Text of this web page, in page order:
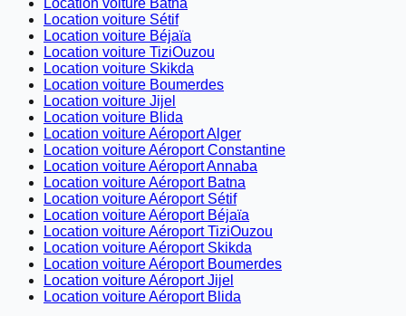
Location voiture Sétif
Location voiture Béjaïa
Location voiture TiziOuzou
Location voiture Skikda
Location voiture Boumerdes
Location voiture Jijel
Location voiture Blida
Location voiture Aéroport Alger
Location voiture Aéroport Constantine
Location voiture Aéroport Annaba
Location voiture Aéroport Batna
Location voiture Aéroport Sétif
Location voiture Aéroport Béjaïa
Location voiture Aéroport TiziOuzou
Location voiture Aéroport Skikda
Location voiture Aéroport Boumerdes
Location voiture Aéroport Jijel
Location voiture Aéroport Blida